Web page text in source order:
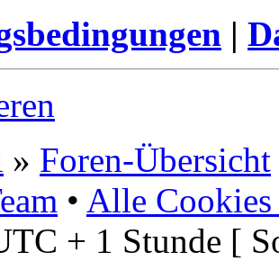
|
» Foren-Übersicht
• Alle Cookies
+ 1 Stunde [